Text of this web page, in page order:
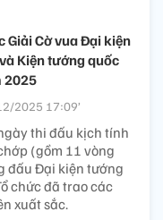
Giải Cờ vua Đại kiện
Kiện tướng quốc
2025
2025 17:09’
thi đấu kịch tính
(gồm 11 vòng
đấu Đại kiện tướng
chức đã trao các
xuất sắc.